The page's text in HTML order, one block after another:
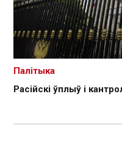
Расійскі ўплыў і
Палітыка